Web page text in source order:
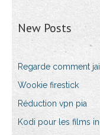
New Posts
Regarde comment
Wookie firestick
Réduction vpn pia
Kodi pour les films